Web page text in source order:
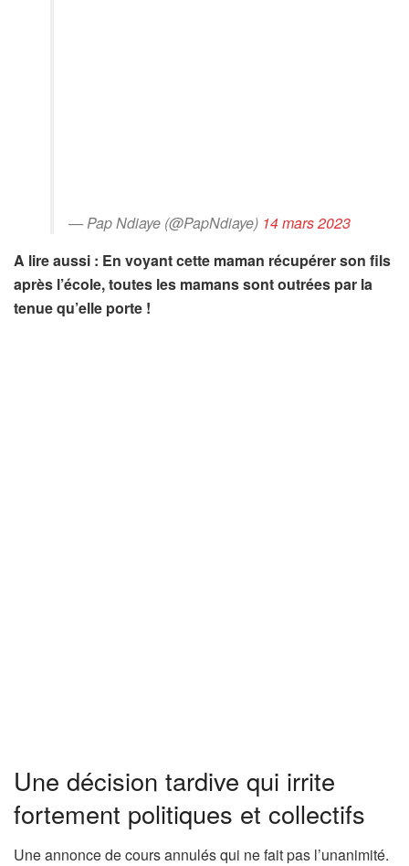
— Pap Ndiaye (@PapNdiaye) 14 mars 2023
A lire aussi : En voyant cette maman récupérer son fils
après l’école, toutes les mamans sont outrées par la
tenue qu’elle porte !
Une décision tardive qui irrite
fortement politiques et collectifs
Une annonce de cours annulés qui ne fait pas l’unanimité.